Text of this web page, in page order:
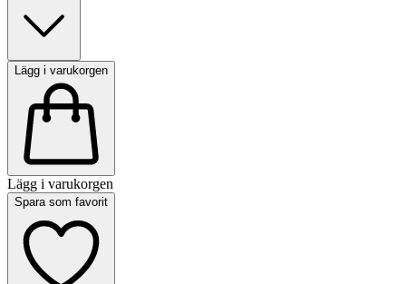
Lägg i varukorgen
Lägg i varukorgen
Spara som favorit